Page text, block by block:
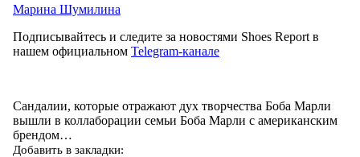
Марина Шумилина
Подписывайтесь и следите за новостями Shoes Report в
нашем официальном Telegram-канале
Сандалии, которые отражают дух творчества Боба Марли
вышли в коллаборации семьи Боба Марли с американским
брендом…
Добавить в закладки: